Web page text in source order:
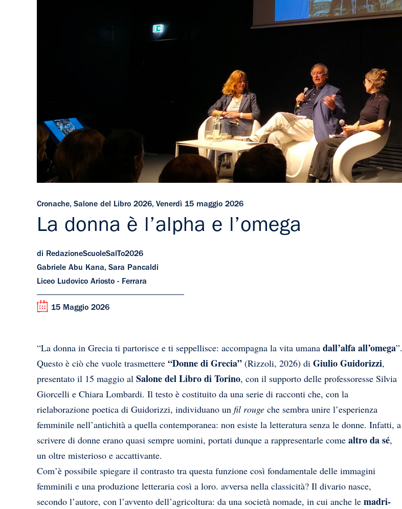
Cronache, Salone del Libro 2026, Venerdì 15 maggio 2026
La donna è l’alpha e l’omega
di RedazioneScuoleSalTo2026
Gabriele Abu Kana, Sara Pancaldi
Liceo Ludovico Ariosto - Ferrara
15 Maggio 2026
“La donna in Grecia ti partorisce e ti seppellisce: accompagna la vita umana dall’alfa all’omega”.
Questo è ciò che vuole trasmettere “Donne di Grecia” (Rizzoli, 2026) di Giulio Guidorizzi,
presentato il 15 maggio al Salone del Libro di Torino, con il supporto delle professoresse Silvia
Giorcelli e Chiara Lombardi. Il testo è costituito da una serie di racconti che, con la
rielaborazione poetica di Guidorizzi, individuano un fil rouge che sembra unire l’esperienza
femminile nell’antichità a quella contemporanea: non esiste la letteratura senza le donne. Infatti, a
scrivere di donne erano quasi sempre uomini, portati dunque a rappresentarle come altro da sé,
un oltre misterioso e accattivante.
Com’è possibile spiegare il contrasto tra questa funzione così fondamentale delle immagini
femminili e una produzione letteraria così a loro. avversa nella classicità? Il divario nasce,
secondo l’autore, con l’avvento dell’agricoltura: da una società nomade, in cui anche le madri-